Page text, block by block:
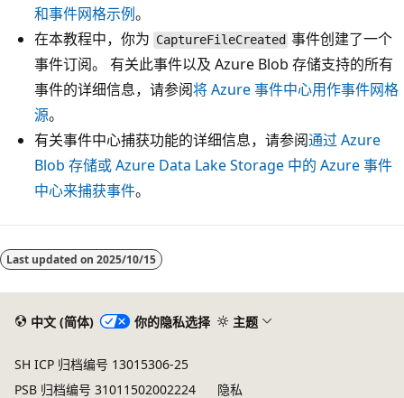
和事件网格示例。
在本教程中，你为 CaptureFileCreated 事件创建了一个
事件订阅。 有关此事件以及 Azure Blob 存储支持的所有
事件的详细信息，请参阅将 Azure 事件中心用作事件网格
源。
有关事件中心捕获功能的详细信息，请参阅通过 Azure
Blob 存储或 Azure Data Lake Storage 中的 Azure 事件
中心来捕获事件。
Last updated on 2025/10/15
中文 (简体) 你的隐私选择 主题
SH ICP 归档编号 13015306-25
PSB 归档编号 31011502002224
隐私